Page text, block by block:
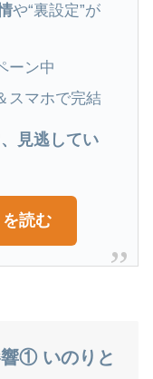
や“裏設定”が
ーン中
スマホで完結
見逃してい
読む
① いのりと